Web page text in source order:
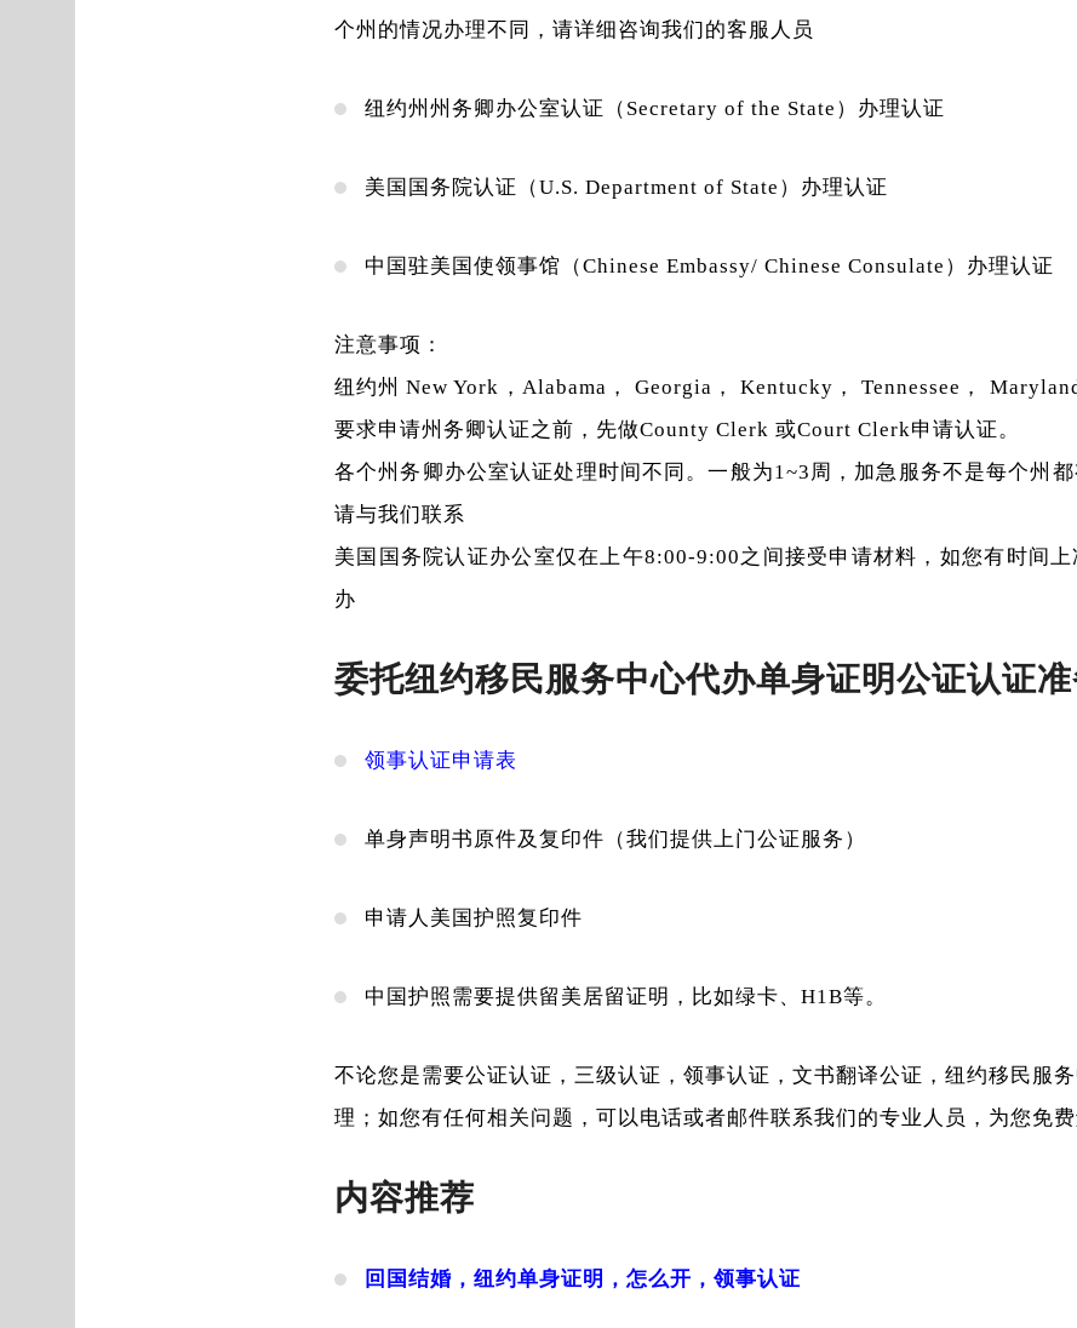
个州的情况办理不同，请详细咨询我们的客服人员
纽约州州务卿办公室认证（Secretary of the State）办理认证
美国国务院认证（U.S. Department of State）办理认证
中国驻美国使领事馆（Chinese Embassy/ Chinese Consulate）办理认证
注意事项：
纽约州 New York，Alabama， Georgia， Kentucky， Tennessee，
要求申请州务卿认证之前，先做County Clerk 或Court Clerk申请认证。
各个州务卿办公室认证处理时间不同。一般为1~3周，加急服务不是每个州都
请与我们联系
美国国务院认证办公室仅在上午8:00-9:00之间接受申请材料，如您有时间
办
委托纽约移民服务中心代办单身证明公证认证
领事认证申请表
单身声明书原件及复印件（我们提供上门公证服务）
申请人美国护照复印件
中国护照需要提供留美居留证明，比如绿卡、H1B等。
不论您是需要公证认证，三级认证，领事认证，文书翻译公证，纽约移民服
理；如您有任何相关问题，可以电话或者邮件联系我们的专业人员，为您免费
内容推荐
回国结婚，纽约单身证明，怎么开，领事认证